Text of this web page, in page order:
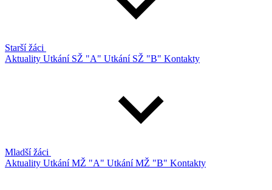
Starší žáci
Aktuality Utkání SŽ "A" Utkání SŽ "B" Kontakty
Mladší žáci
Aktuality Utkání MŽ "A" Utkání MŽ "B" Kontakty